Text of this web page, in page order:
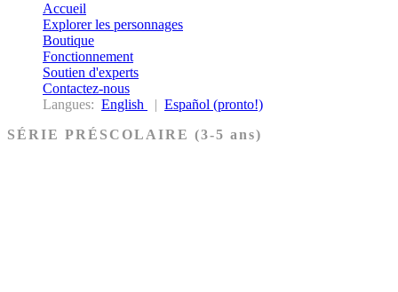
Accueil
Explorer les personnages
Boutique
Fonctionnement
Soutien d'experts
Contactez-nous
Langues: English | Español (pronto!)
SÉRIE PRÉSCOLAIRE (3-5 ans)